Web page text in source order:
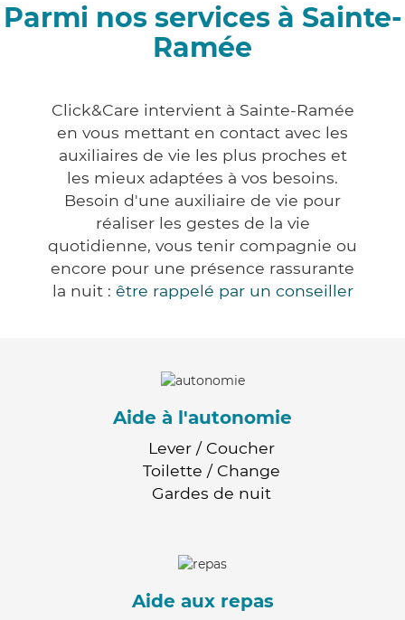
Parmi nos services à Sainte-
Ramée
Click&Care intervient à Sainte-Ramée
en vous mettant en contact avec les
auxiliaires de vie les plus proches et
les mieux adaptées à vos besoins.
Besoin d'une auxiliaire de vie pour
réaliser les gestes de la vie
quotidienne, vous tenir compagnie ou
encore pour une présence rassurante
la nuit : être rappelé par un conseiller
Aide à l'autonomie
Lever / Coucher
Toilette / Change
Gardes de nuit
Aide aux repas